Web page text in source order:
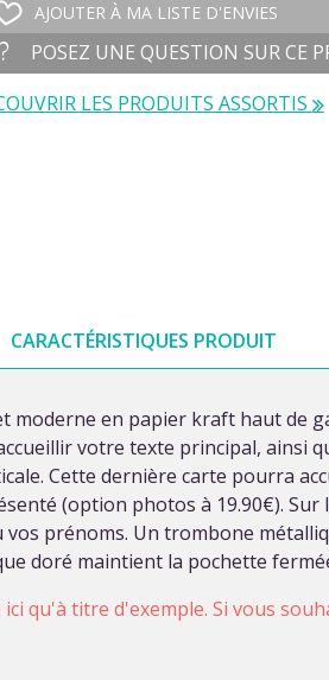
AJOUTER À MA LISTE D'ENVIES
POSEZ UNE QUESTION SUR CE
LES PRODUITS ASSORTIS
CARACTÉRISTIQUES PRODUIT
en papier kraft haut de
votre texte principal, ainsi
Cette dernière carte pourra
(option photos à 19.90€).
prénoms. Un trombone
doré maintient la pochette
qu'à titre d'exemple. Si vous